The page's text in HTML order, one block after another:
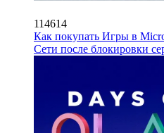
114614
Как покупать Игры в
Сети после блокировки